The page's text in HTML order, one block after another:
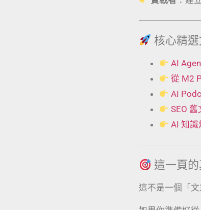
核心精選
AI
從 M2
AI
SEO
AI 知識
這一頁
這不是一個「